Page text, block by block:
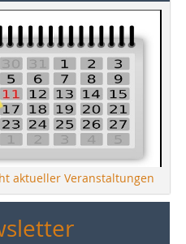
aktueller Veranstaltungen